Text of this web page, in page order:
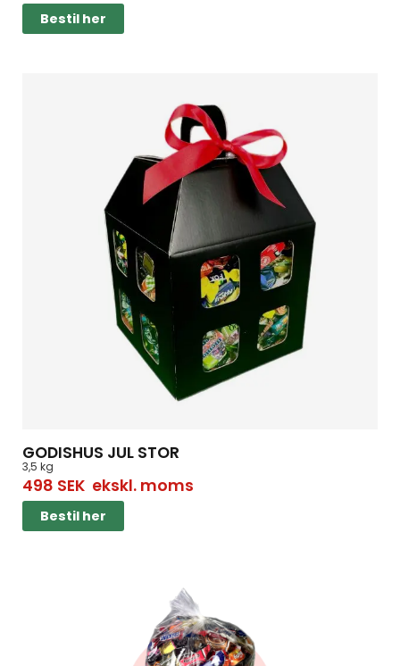
Bestil her
GODISHUS JUL STOR
3,5 kg
498 SEKekskl. moms
Bestil her